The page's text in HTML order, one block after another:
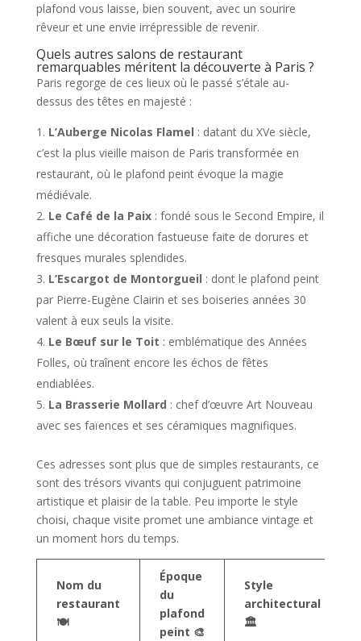
plafond vous laisse, bien souvent, avec un sourire
rêveur et une envie irrépressible de revenir.
Quels autres salons de restaurant
remarquables méritent la découverte à Paris ?
Paris regorge de ces lieux où le passé s’étale au-
dessus des têtes en majesté :
L’Auberge Nicolas Flamel : datant du XVe siècle,
c’est la plus vieille maison de Paris transformée en
restaurant, où le plafond peint évoque la magie
médiévale.
Le Café de la Paix: fondé sous le Second Empire, il
affiche une décoration fastueuse faite de dorures et
fresques murales splendides.
L’Escargot de Montorgueil : dont le plafond peint
par Pierre-Eugène Clairin et ses boiseries années 30
valent à eux seuls la visite.
Le Bœuf sur le Toit : emblématique des Années
Folles, où traînent encore les échos de fêtes
endiablées.
La Brasserie Mollard : chef d’œuvre Art Nouveau
avec ses faïences et ses céramiques magnifiques.
Ces adresses sont plus que de simples restaurants, ce
sont des trésors vivants qui conjuguent patrimoine
artistique et plaisir de la table. Peu importe le style
choisi, chaque visite promet une ambiance vintage et
un moment hors du temps.
Nom du
restaurant
🍽️
Époque
du
plafond
peint 🎨
Style
architectural
🏛️